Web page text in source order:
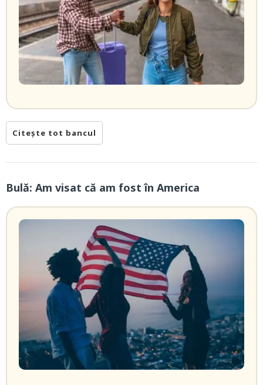
Citește tot bancul
Bulă: Am visat că am fost în America